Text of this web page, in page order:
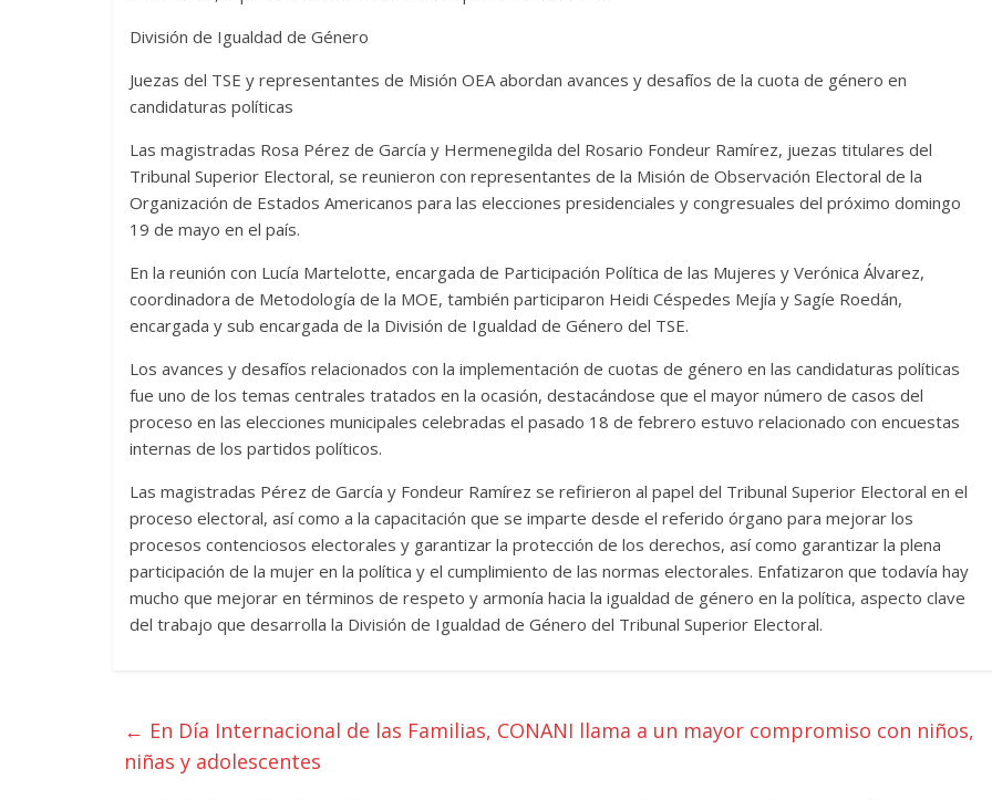
División de Igualdad de Género
Juezas del TSE y representantes de Misión OEA abordan avances y desafíos de la cuota de género en
candidaturas políticas
Las magistradas Rosa Pérez de García y Hermenegilda del Rosario Fondeur Ramírez, juezas titulares del
Tribunal Superior Electoral, se reunieron con representantes de la Misión de Observación Electoral de la
Organización de Estados Americanos para las elecciones presidenciales y congresuales del próximo domingo
19 de mayo en el país.
En la reunión con Lucía Martelotte, encargada de Participación Política de las Mujeres y Verónica Álvarez,
coordinadora de Metodología de la MOE, también participaron Heidi Céspedes Mejía y Sagíe Roedán,
encargada y sub encargada de la División de Igualdad de Género del TSE.
Los avances y desafíos relacionados con la implementación de cuotas de género en las candidaturas políticas
fue uno de los temas centrales tratados en la ocasión, destacándose que el mayor número de casos del
proceso en las elecciones municipales celebradas el pasado 18 de febrero estuvo relacionado con encuestas
internas de los partidos políticos.
Las magistradas Pérez de García y Fondeur Ramírez se refirieron al papel del Tribunal Superior Electoral en el
proceso electoral, así como a la capacitación que se imparte desde el referido órgano para mejorar los
procesos contenciosos electorales y garantizar la protección de los derechos, así como garantizar la plena
participación de la mujer en la política y el cumplimiento de las normas electorales. Enfatizaron que todavía hay
mucho que mejorar en términos de respeto y armonía hacia la igualdad de género en la política, aspecto clave
del trabajo que desarrolla la División de Igualdad de Género del Tribunal Superior Electoral.
← En Día Internacional de las Familias, CONANI llama a un mayor compromiso con niños,
niñas y adolescentes